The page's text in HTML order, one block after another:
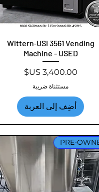
العرض السريع
Wittern‑USI 3561 Vending
Machine - USED
السعر
مستثناة ضريبة
أضِف إلى العربة
PRE-